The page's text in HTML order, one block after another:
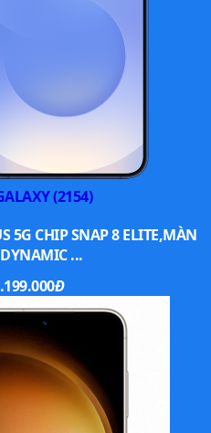
(2154)
5G CHIP SNAP 8 ELITE,MÀN
...
Đ